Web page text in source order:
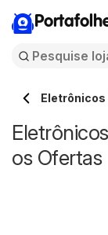
Eletrônicos
os Ofertas